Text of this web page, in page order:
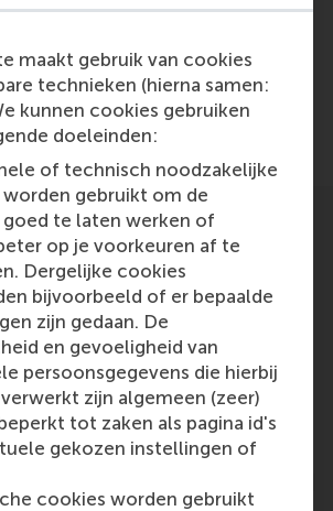
maakt gebruik van cookies
technieken (hierna samen:
kunnen cookies gebruiken
doeleinden:
of technisch noodzakelijke
gebruikt om de
te laten werken of
op je voorkeuren af te
Dergelijke cookies
bijvoorbeeld of er bepaalde
zijn gedaan. De
en gevoeligheid van
persoonsgegevens die hierbij
zijn algemeen (zeer)
tot zaken als pagina id's
gekozen instellingen of
cookies worden gebruikt
style put their employees in
are also involved, kind and
makes them seem less
and are considered to be
Candidate
type: Referenced